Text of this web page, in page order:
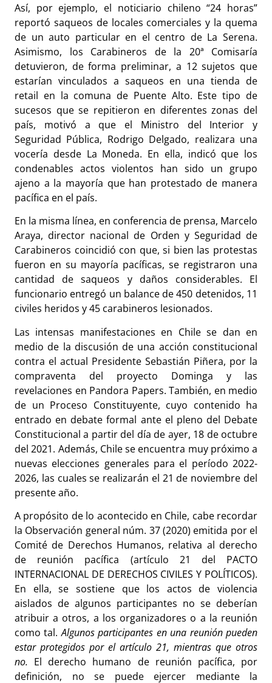
Así, por ejemplo, el noticiario chileno “24 horas”
reportó saqueos de locales comerciales y la quema
de un auto particular en el centro de La Serena.
Asimismo, los Carabineros de la 20ª Comisaría
detuvieron, de forma preliminar, a 12 sujetos que
estarían vinculados a saqueos en una tienda de
retail en la comuna de Puente Alto. Este tipo de
sucesos que se repitieron en diferentes zonas del
país, motivó a que el Ministro del Interior y
Seguridad Pública, Rodrigo Delgado, realizara una
vocería desde La Moneda. En ella, indicó que los
condenables actos violentos han sido un grupo
ajeno a la mayoría que han protestado de manera
pacífica en el país.
En la misma línea, en conferencia de prensa, Marcelo
Araya, director nacional de Orden y Seguridad de
Carabineros coincidió con que, si bien las protestas
fueron en su mayoría pacíficas, se registraron una
cantidad de saqueos y daños considerables. El
funcionario entregó un balance de 450 detenidos, 11
civiles heridos y 45 carabineros lesionados.
Las intensas manifestaciones en Chile se dan en
medio de la discusión de una acción constitucional
contra el actual Presidente Sebastián Piñera, por la
compraventa del proyecto Dominga y las
revelaciones en Pandora Papers. También, en medio
de un Proceso Constituyente, cuyo contenido ha
entrado en debateformal ante el pleno del Debate
Constitucional a partir del día de ayer, 18 de octubre
del 2021. Además, Chile se encuentra muy próximo a
nuevas elecciones generales para el período 2022-
2026, las cuales se realizarán el 21 de noviembre del
presente año.
A propósito de lo acontecido en Chile, cabe recordar
la Observación general núm. 37 (2020) emitida por el
Comité de Derechos Humanos, relativa al derecho
de reunión pacífica (artículo 21 del PACTO
INTERNACIONAL DE DERECHOS CIVILES Y POLÍTICOS).
En ella, se sostiene que los actos de violencia
aislados de algunos participantes no se deberían
atribuir a otros, a los organizadores o a la reunión
como tal.Algunos participantes en una reunión pueden
estar protegidos por el artículo 21, mientras que otros
no. El derecho humano de reunión pacífica, por
definición, no se puede ejercer mediante la